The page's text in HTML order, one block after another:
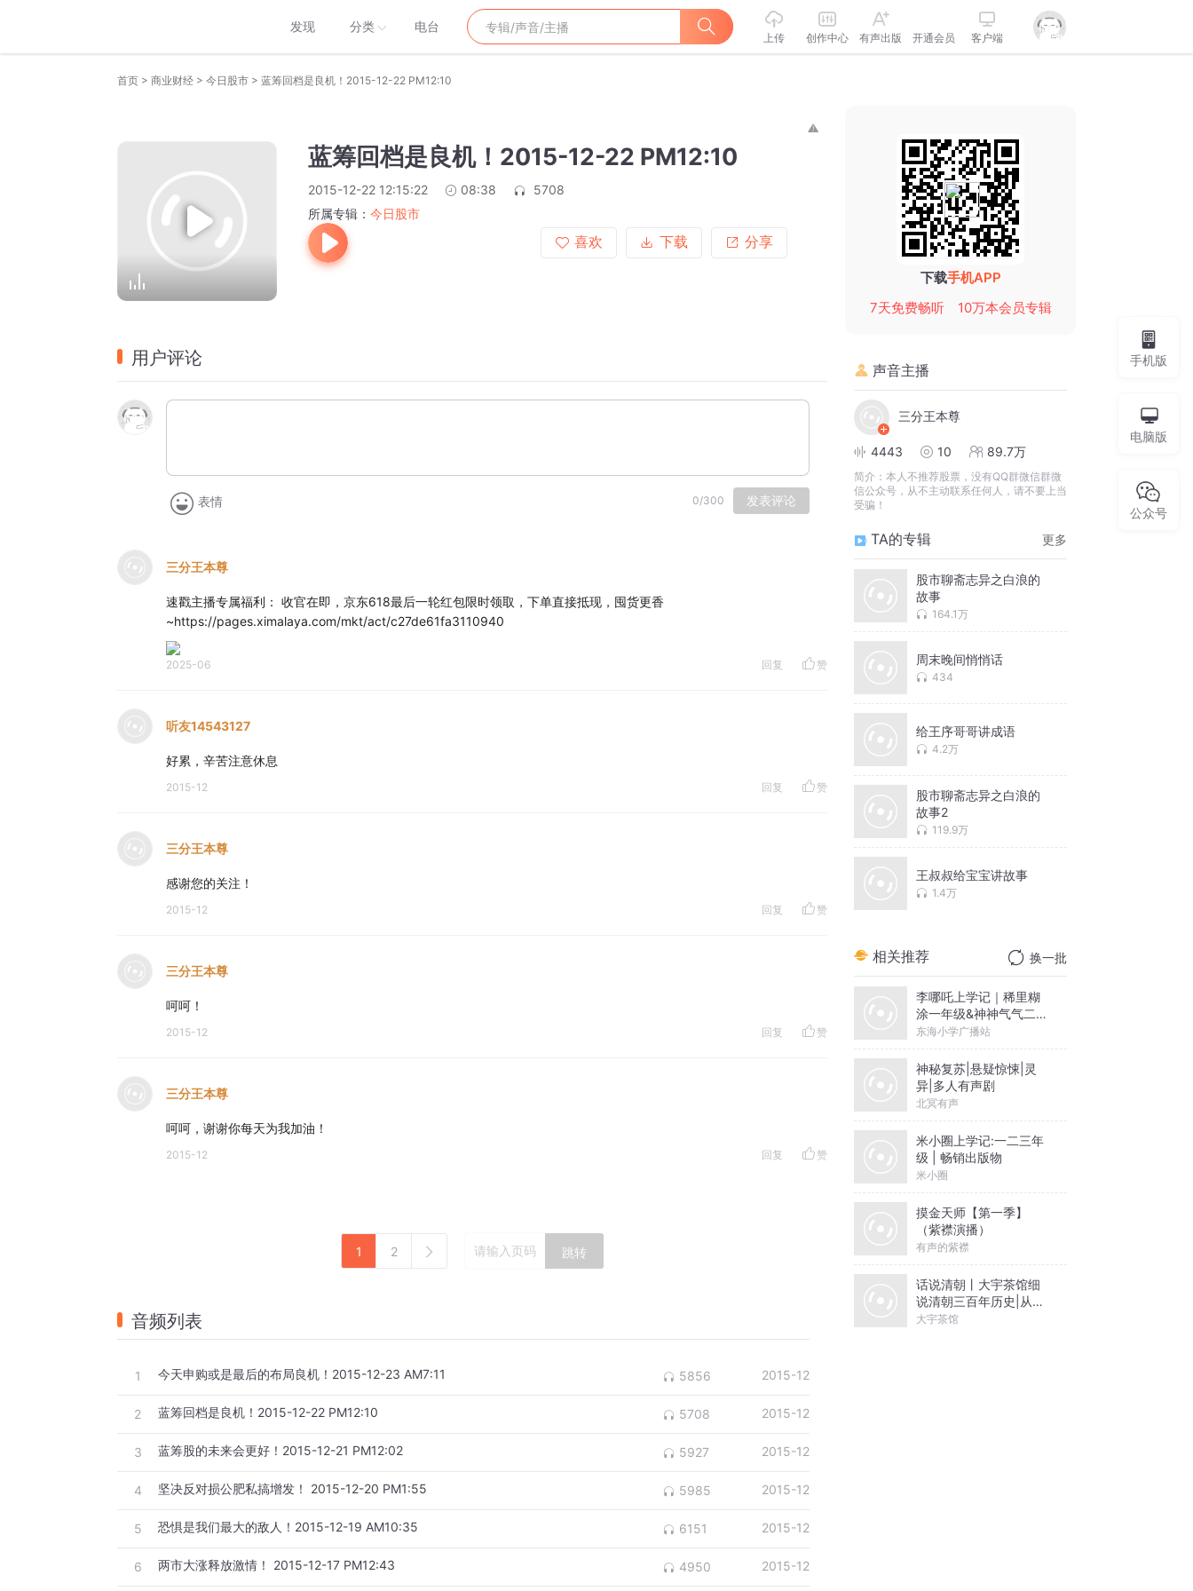
发现 分类 电台
上传 创作中心 有声出版 开通会员 客户端
首页 > 商业财经 > 今日股市 > 蓝筹回档是良机！2015-12-22 PM12:10
蓝筹回档是良机！2015-12-22 PM12:10
2015-12-22 12:15:22 08:38
5708
所属专辑： 今日股市
喜欢
下载 分享
用户评论
表情 0/300 发表评论
三分王本尊
速戳主播专属福利： 收官在即，京东618最后一轮红包限时领取，下单直接抵现，囤货更香
~https://pages.ximalaya.com/mkt/act/c27de61fa3110940
2025-06 回复 赞
听友14543127
好累，辛苦注意休息
2015-12 回复 赞
三分王本尊
感谢您的关注！
2015-12 回复 赞
三分王本尊
呵呵！
2015-12 回复 赞
三分王本尊
呵呵，谢谢你每天为我加油！
2015-12 回复 赞
1 2 跳转
音频列表
1 今天申购或是最后的布局良机！2015-12-23 AM7:11 5856 2015-12
2 蓝筹回档是良机！2015-12-22 PM12:10 5708 2015-12
3 蓝筹股的未来会更好！2015-12-21 PM12:02 5927 2015-12
4 坚决反对损公肥私搞增发！ 2015-12-20 PM1:55 5985 2015-12
5 恐惧是我们最大的敌人！2015-12-19 AM10:35 6151 2015-12
6 两市大涨释放激情！ 2015-12-17 PM12:43 4950 2015-12
下载手机APP
7天免费畅听
10万本会员专辑
声音主播
三分王本尊
4443 10 89.7万
简介： 本人不推荐股票，没有QQ群微信群微
信公众号，从不主动联系任何人，请不要上当
受骗！
TA的专辑 更多
股市聊斋志异之白浪的
故事
164.1万
周末晚间悄悄话
434
给王序哥哥讲成语
4.2万
股市聊斋志异之白浪的
故事2
119.9万
王叔叔给宝宝讲故事
1.4万
相关推荐 换一批
李哪吒上学记｜稀里糊
涂一年级&神神气气二年
级
东海小学广播站
神秘复苏|悬疑惊悚|灵
异|多人有声剧
北冥有声
米小圈上学记:一二三年
级 | 畅销出版物
米小圈
摸金天师【第一季】
（紫襟演播）
有声的紫襟
话说清朝丨大宇茶馆细
说清朝三百年历史|从努
尔哈赤到末代皇帝溥仪|
大宇茶馆
手机版
电脑版
公众号